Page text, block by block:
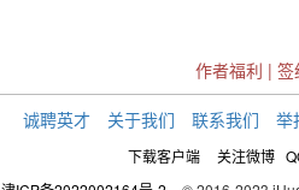
作者福利 | 签
诚聘英才 关于我们 联系我们 举
下载客户端 关注微博